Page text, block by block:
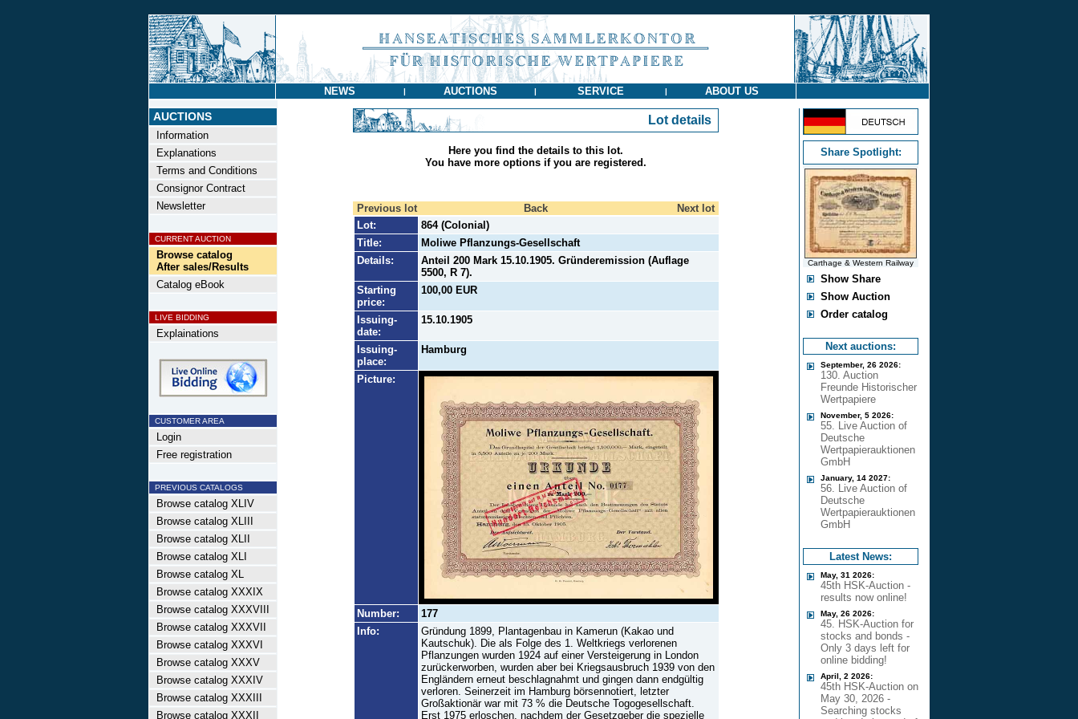
NEWS | AUCTIONS | SERVICE | ABOUT US
AUCTIONS
Information
Explanations
Terms and Conditions
Consignor Contract
Newsletter
CURRENT AUCTION
Browse catalog
After sales/Results
Catalog eBook
LIVE BIDDING
Explainations
CUSTOMER AREA
Login
Free registration
PREVIOUS CATALOGS
Browse catalog XLIV
Browse catalog XLIII
Browse catalog XLII
Browse catalog XLI
Browse catalog XL
Browse catalog XXXIX
Browse catalog XXXVIII
Browse catalog XXXVII
Browse catalog XXXVI
Browse catalog XXXV
Browse catalog XXXIV
Browse catalog XXXIII
Browse catalog XXXII
Lot details
Here you find the details to this lot.
You have more options if you are registered.
Previous lot Back
Next lot
Lot:
864 (Colonial)
Title:
Moliwe Pflanzungs-Gesellschaft
Details:
Anteil 200 Mark 15.10.1905. Gründeremission (Auflage
5500, R 7).
Starting
price:
100,00 EUR
Issuing-
date:
15.10.1905
Issuing-
place:
Hamburg
Picture:
Number:
177
Info:
Gründung 1899, Plantagenbau in Kamerun (Kakao und
Kautschuk). Die als Folge des 1. Weltkriegs verlorenen
Pflanzungen wurden 1924 auf einer Versteigerung in London
zurückerworben, wurden aber bei Kriegsausbruch 1939 von den
Engländern erneut beschlagnahmt und gingen dann endgültig
verloren. Seinerzeit im Hamburg börsennotiert, letzter
Großaktionär war mit 73 % die Deutsche Togogesellschaft.
Erst 1975 erloschen, nachdem der Gesetzgeber die spezielle
Share Spotlight:
Carthage & Western Railway
Show Share
Show Auction
Order catalog
Next auctions:
September, 26 2026:
130. Auction
Freunde Historischer
Wertpapiere
November, 5 2026:
55. Live Auction of
Deutsche
Wertpapierauktionen
GmbH
January, 14 2027:
56. Live Auction of
Deutsche
Wertpapierauktionen
GmbH
Latest News:
May, 31 2026:
45th HSK-Auction -
results now online!
May, 26 2026:
45. HSK-Auction for
stocks and bonds -
Only 3 days left for
online bidding!
April, 2 2026:
45th HSK-Auction on
May 30, 2026 -
Searching stocks